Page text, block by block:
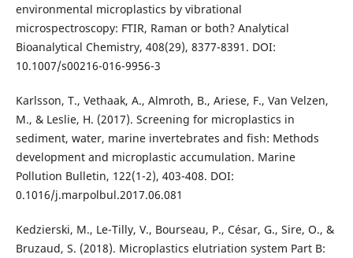
environmental microplastics by vibrational
microspectroscopy: FTIR, Raman or both? Analytical
Bioanalytical Chemistry, 408(29), 8377-8391. DOI:
10.1007/s00216-016-9956-3
Karlsson, T., Vethaak, A., Almroth, B., Ariese, F., Van Velzen,
M., & Leslie, H. (2017). Screening for microplastics in
sediment, water, marine invertebrates and fish: Methods
development and microplastic accumulation. Marine
Pollution Bulletin, 122(1-2), 403-408. DOI:
0.1016/j.marpolbul.2017.06.081
Kedzierski, M., Le-Tilly, V., Bourseau, P., César, G., Sire, O., &
Bruzaud, S. (2018). Microplastics elutriation system Part B: